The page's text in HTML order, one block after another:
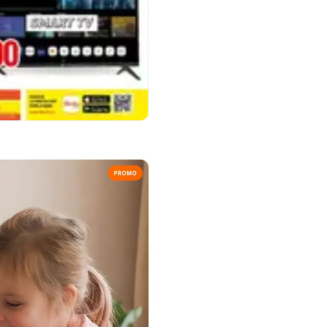
PROMO